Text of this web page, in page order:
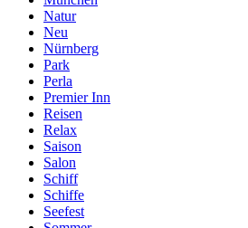
Natur
Neu
Nürnberg
Park
Perla
Premier Inn
Reisen
Relax
Saison
Salon
Schiff
Schiffe
Seefest